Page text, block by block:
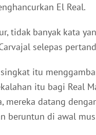
El Real.
tidak banyak kata
selepas
itu
itu bagi Real
mereka datang
beruntun di awal